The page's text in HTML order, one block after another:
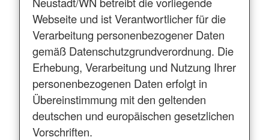
Webseite und ist Verantwortlicher für die
Verarbeitung personenbezogener Daten
gemäß Datenschutzgrundverordnung. Die
Erhebung, Verarbeitung und Nutzung Ihrer
personenbezogenen Daten erfolgt in
Übereinstimmung mit den geltenden
deutschen und europäischen gesetzlichen
Vorschriften.